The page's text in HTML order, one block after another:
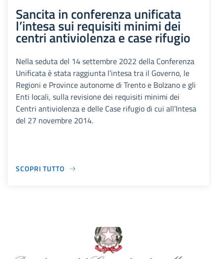
Sancita in conferenza unificata
l’intesa sui requisiti minimi dei
centri antiviolenza e case rifugio
Nella seduta del 14 settembre 2022 della Conferenza
Unificata è stata raggiunta l’intesa tra il Governo, le
Regioni e Province autonome di Trento e Bolzano e gli
Enti locali, sulla revisione dei requisiti minimi dei
Centri antiviolenza e delle Case rifugio di cui all’Intesa
del 27 novembre 2014.
SCOPRI TUTTO